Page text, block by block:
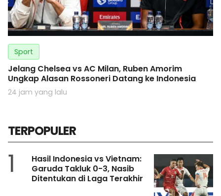
Sport
Jelang Chelsea vs AC Milan, Ruben Amorim
Ungkap Alasan Rossoneri Datang ke Indonesia
24 jam yang lalu
TERPOPULER
1
Hasil Indonesia vs Vietnam:
Garuda Takluk 0-3, Nasib
Ditentukan di Laga Terakhir